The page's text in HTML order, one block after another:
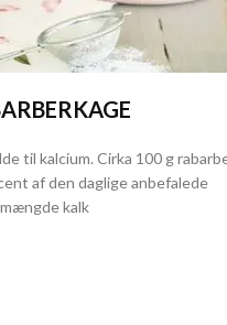
til kalcium. Cirka 100 g
af den daglige anbefalede
mængde kalk